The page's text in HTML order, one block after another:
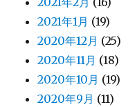
2021年1月 (19)
2020年12月 (25)
2020年11月 (18)
2020年10月 (19)
2020年9月 (11)